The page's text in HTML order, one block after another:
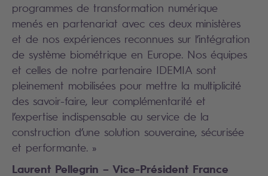
programmes de transformation numérique
menés en partenariat avec ces deux ministères
et de nos expériences reconnues sur l’intégration
de système biométrique en Europe. Nos équipes
et celles de notre partenaire IDEMIA sont
pleinement mobilisées pour mettre la multiplicité
des savoir-faire, leur complémentarité et
l’expertise indispensable au service de la
construction d’une solution souveraine, sécurisée
et performante. »
Laurent Pellegrin – Vice-Président France